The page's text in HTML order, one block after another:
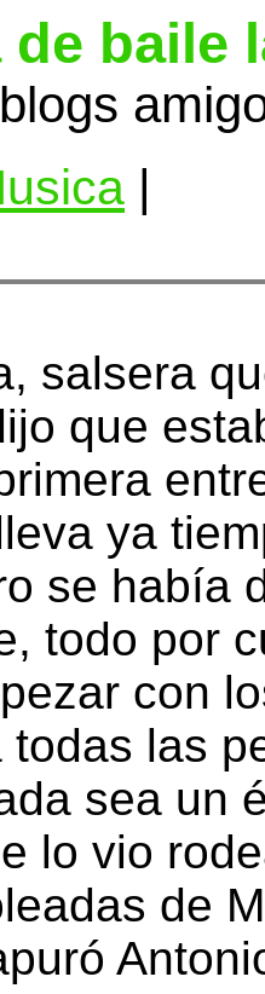
baile
salsera
que
ya
se había
todo por
con
todas las
sea un
lo vio
de